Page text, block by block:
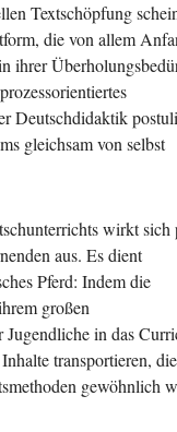
Textschöpfung
die von allem
ihrer
Deutschdidaktik
gleichsam von selbst
wirkt sich
aus. Es dient
Pferd: Indem die
großen
in das
transportieren,
gewöhnlich